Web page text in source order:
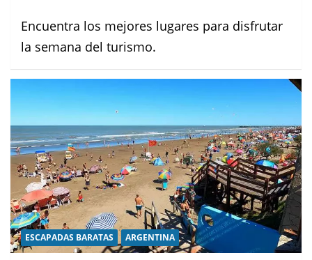
Encuentra los mejores lugares para disfrutar
la semana del turismo.
ESCAPADAS BARATAS ARGENTINA